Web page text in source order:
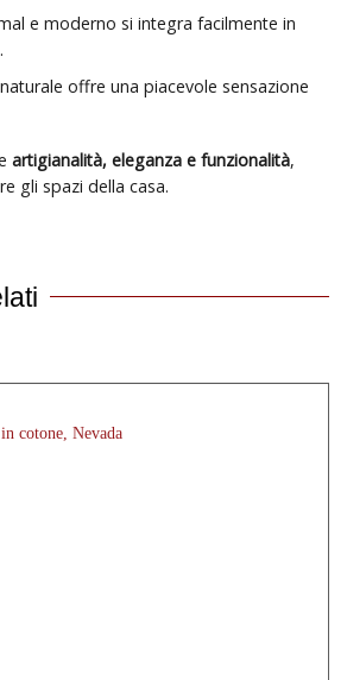
e moderno si integra facilmente in
offre una piacevole sensazione
artigianalità, eleganza e funzionalità,
gli spazi della casa.